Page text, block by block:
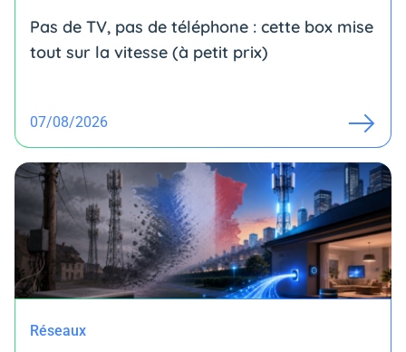
Pas de TV, pas de téléphone : cette box mise
tout sur la vitesse (à petit prix)
07/08/2026
Réseaux